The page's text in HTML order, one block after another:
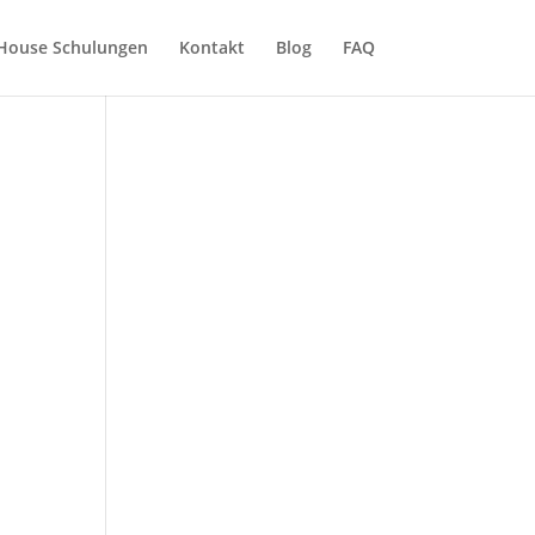
Schulungen Kontakt Blog FAQ